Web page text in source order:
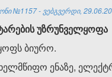
№1157 - ვებგვერდი,
უზრუნველყოფა
ბიურო.
ენაზე,